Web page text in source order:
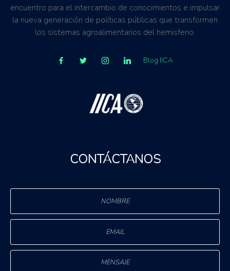
encuentro para el intercambio de conocimientos e impulsar
la nueva generación de políticas públicas que transformen
los sistemas agroalimentarios del hemisferio.
Blog IICA
CONTÁCTANOS